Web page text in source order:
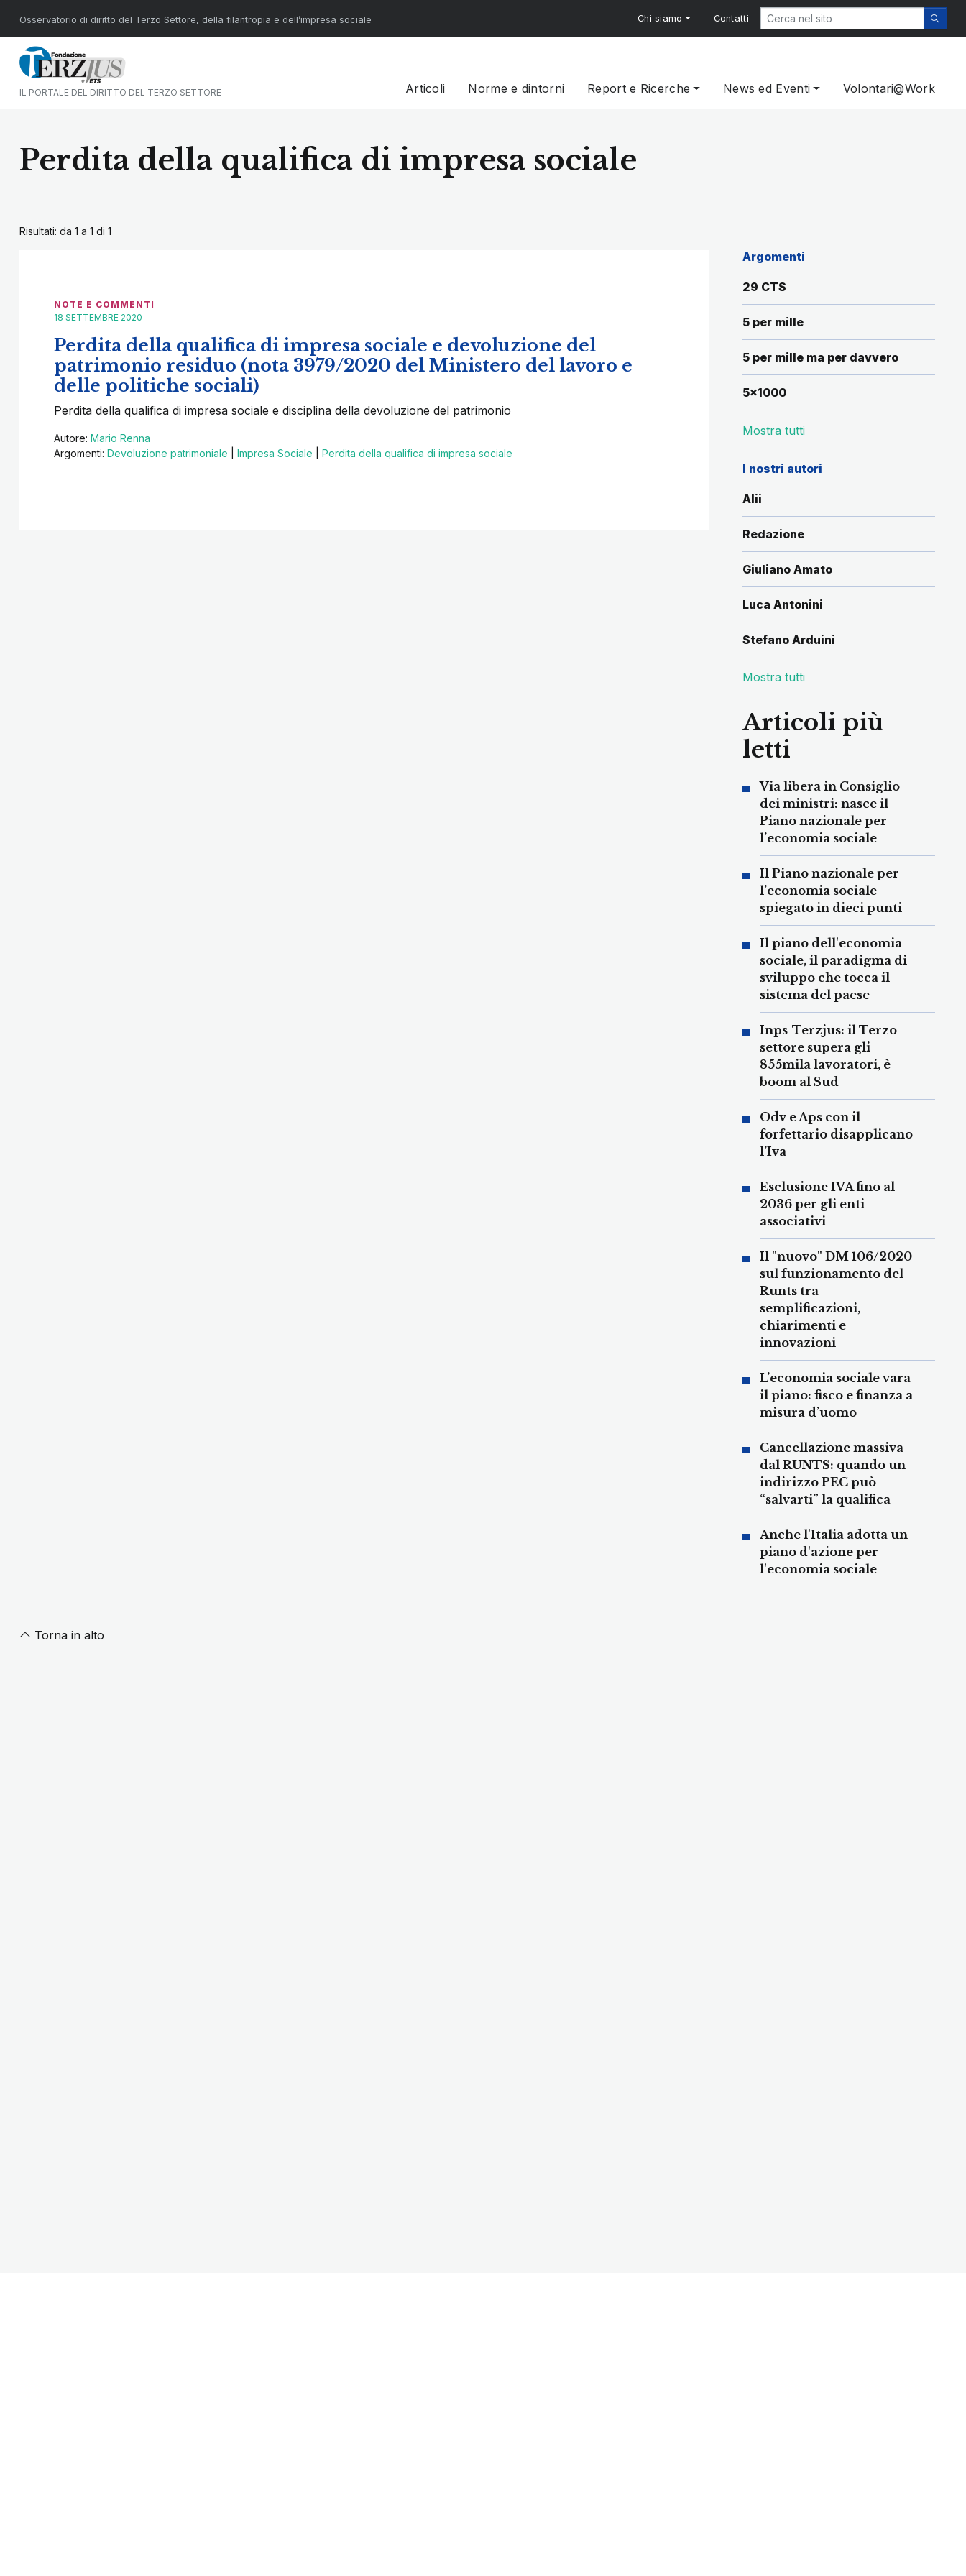
Osservatorio di diritto del Terzo Settore, della filantropia e dell’impresa sociale Chi siamo Contatti
IL PORTALE DEL DIRITTO DEL TERZO SETTORE Articoli Norme e dintorni Report e Ricerche News ed Eventi Volontari@Work
Perdita della qualifica di impresa sociale
Risultati: da 1 a 1 di 1
NOTE E COMMENTI
18 SETTEMBRE 2020
Perdita della qualifica di impresa sociale e devoluzione del
patrimonio residuo (nota 3979/2020 del Ministero del lavoro e
delle politiche sociali)
Perdita della qualifica di impresa sociale e disciplina della devoluzione del patrimonio
Autore: Mario Renna
Argomenti: Devoluzione patrimoniale Impresa Sociale Perdita della qualifica di impresa sociale
Argomenti
29 CTS
5 per mille
5 per mille ma per davvero
5x1000
Mostra tutti
I nostri autori
Alii
Redazione
Giuliano Amato
Luca Antonini
Stefano Arduini
Mostra tutti
Articoli più
letti
Via libera in Consiglio
dei ministri: nasce il
Piano nazionale per
l’economia sociale
Il Piano nazionale per
l’economia sociale
spiegato in dieci punti
Il piano dell'economia
sociale, il paradigma di
sviluppo che tocca il
sistema del paese
Inps-Terzjus: il Terzo
settore supera gli
855mila lavoratori, è
boom al Sud
Odv e Aps con il
forfettario disapplicano
l’Iva
Esclusione IVA fino al
2036 per gli enti
associativi
Il "nuovo" DM 106/2020
sul funzionamento del
Runts tra
semplificazioni,
chiarimenti e
innovazioni
L’economia sociale vara
il piano: fisco e finanza a
misura d’uomo
Cancellazione massiva
dal RUNTS: quando un
indirizzo PEC può
“salvarti” la qualifica
Anche l'Italia adotta un
piano d'azione per
l'economia sociale
Torna in alto